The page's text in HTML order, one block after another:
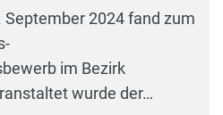
2024 fand zum
im Bezirk
wurde der…